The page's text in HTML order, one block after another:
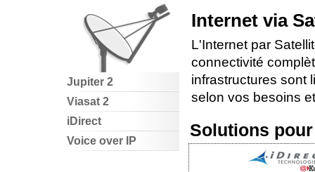
Jupiter 2
Viasat 2
iDirect
Voice over IP
Internet via
L'Internet par
connectivité
infrastructures sont
selon vos besoins
Solutions